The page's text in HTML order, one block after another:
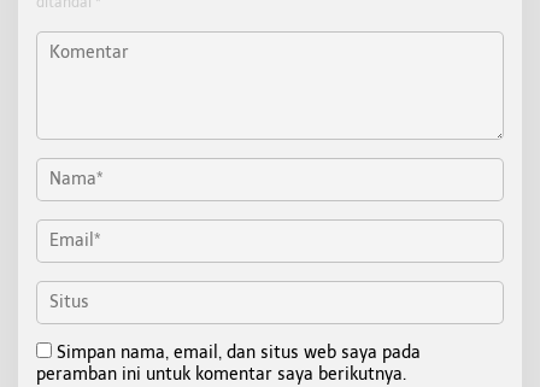
Simpan nama, email, dan situs web saya pada
peramban ini untuk komentar saya berikutnya.